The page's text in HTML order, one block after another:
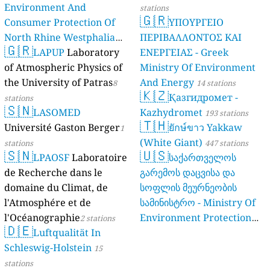
Environment And
Consumer Protection Of
North Rhine Westphalia
(Landesamt Für Natur,
Umwelt Und
Verbraucherschutz NRW)
61 stations
🇬🇷LAPUP Laboratory
of Atmospheric Physics of
the University of Patras8
stations
🇸🇳LASOMED
Université Gaston Berger1
stations
🇸🇳LPAOSF Laboratoire
de Recherche dans le
domaine du Climat, de
l'Atmosphére et de
l'Océanographie2 stations
🇩🇪Luftqualität In
Schleswig-Holstein 15
stations
stations
🇬🇷ΥΠΟΥΡΓΕΙΟ
ΠΕΡΙΒΑΛΛΟΝΤΟΣ ΚΑΙ
ΕΝΕΡΓΕΙΑΣ - Greek
Ministry Of Environment
And Energy 14 stations
🇰🇿Қазгидромет -
Kazhydromet 193 stations
🇹🇭ยักษ์ขาว Yakkaw
(White Giant) 447 stations
🇺🇸საქართველოს
გარემოს დაცვისა და
სოფლის მეურნეობის
სამინისტრო - Ministry Of
Environment Protection